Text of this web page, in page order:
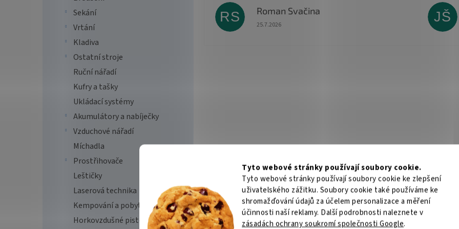
Tyto webové stránky používají soubory cookie.
Tyto webové stránky používají soubory cookie ke zlepšení
uživatelského zážitku. Soubory cookie také používáme ke
shromažďování údajů za účelem personalizace a měření
účinnosti naší reklamy. Další podrobnosti naleznete v
zásadách ochrany soukromí společnosti Google.
Sekání
Vrtání
Kladiva
Ostatní stroje
Ruční nářadí
Kufry a tašky
Ukládací systémy
Akumulátory a nabíječky
Vzduchové nářadí
Míchadla
Prostřihovače
Leštičky
Laserová technika
Kempování a pobyt v přírodě
Horkovzdušné pistole
RS Roman Svačina
Hodnocení obchodu je 5 z 5 hvězdiček.
25.7.2026
JŠ